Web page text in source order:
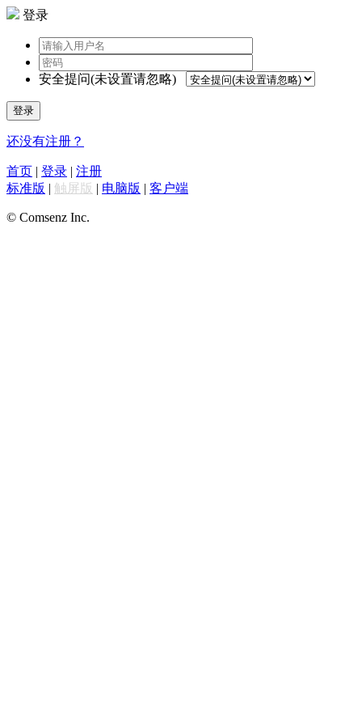
登录
安全提问(未设置请忽略)
登录
还没有注册？
首页 | 登录 | 注册
标准版 | 触屏版 | 电脑版 | 客户端
© Comsenz Inc.